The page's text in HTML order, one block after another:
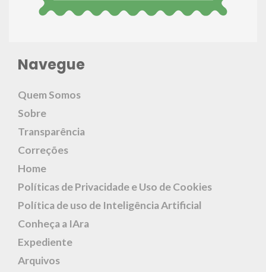
Navegue
Quem Somos
Sobre
Transparência
Correções
Home
Políticas de Privacidade e Uso de Cookies
Política de uso de Inteligência Artificial
Conheça a IAra
Expediente
Arquivos